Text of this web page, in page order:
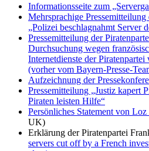
Informationsseite zum
Mehrsprachige
„Polizei beschlagnahmt Server
Pressemitteilung der
Durchsuchung wegen
Internetdienste der
(vorher vom Bayern-Presse-
Aufzeichnung der
Pressemitteilung „Justiz kapert
Piraten leisten Hilfe“
Persönliches Statement von
UK)
Erklärung der Piratenpartei
servers cut off by a French